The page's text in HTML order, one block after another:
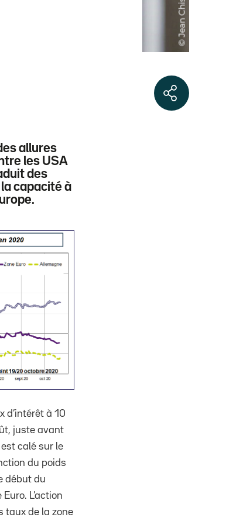
allures
les USA
des
capacité à
d’intérêt à 10
juste avant
calé sur le
du poids
début du
L’action
taux de la zone